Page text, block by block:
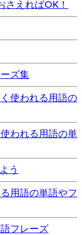
さえればOK！
ズ集
使われる用語の
われる用語の単
う
用語の単語やフ
フレーズ